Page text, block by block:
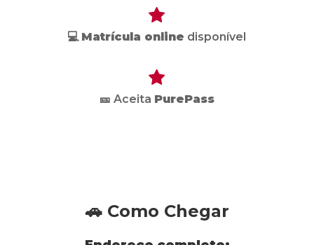
💻 Matrícula online disponível
🎫 Aceita PurePass
🚗 Como Chegar